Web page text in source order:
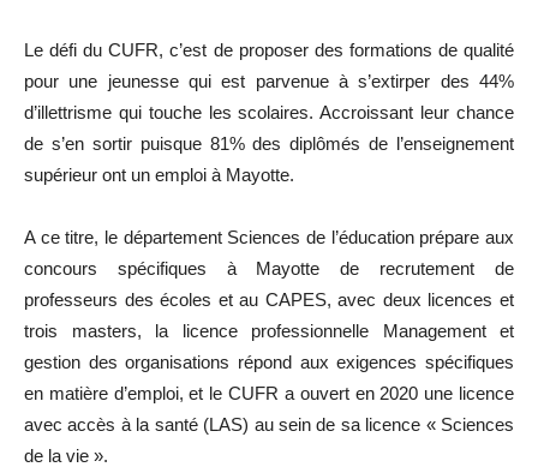
Le défi du CUFR, c’est de proposer des formations de qualité
pour une jeunesse qui est parvenue à s’extirper des 44%
d’illettrisme qui touche les scolaires. Accroissant leur chance
de s’en sortir puisque 81% des diplômés de l’enseignement
supérieur ont un emploi à Mayotte.
A ce titre, le département Sciences de l’éducation prépare aux
concours spécifiques à Mayotte de recrutement de
professeurs des écoles et au CAPES, avec deux licences et
trois masters, la licence professionnelle Management et
gestion des organisations répond aux exigences spécifiques
en matière d’emploi, et le CUFR a ouvert en 2020 une licence
avec accès à la santé (LAS) au sein de sa licence « Sciences
de la vie ».